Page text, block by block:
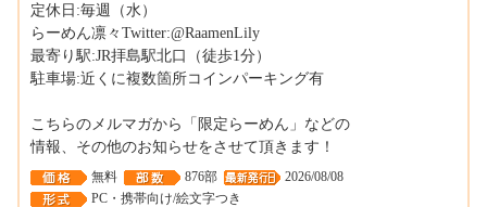
定休日:毎週（水）
らーめん凛々Twitter:@RaamenLily
最寄り駅:JR拝島駅北口（徒歩1分）
駐車場:近くに複数箇所コインパーキング有
こちらのメルマガから「限定らーめん」などの
情報、その他のお知らせをさせて頂きます！
無料 876部
2026/08/08
PC・携帯向け/絵文字つき